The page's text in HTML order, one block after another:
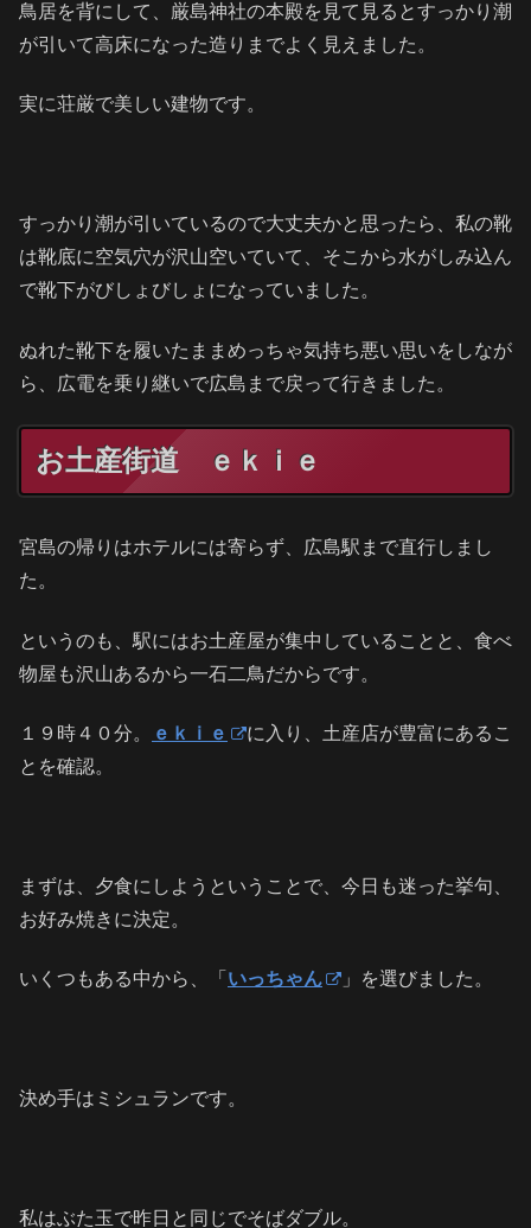
鳥居を背にして、厳島神社の本殿を見て見るとすっかり潮
が引いて高床になった造りまでよく見えました。
実に荘厳で美しい建物です。
すっかり潮が引いているので大丈夫かと思ったら、私の靴
は靴底に空気穴が沢山空いていて、そこから水がしみ込ん
で靴下がびしょびしょになっていました。
ぬれた靴下を履いたままめっちゃ気持ち悪い思いをしなが
ら、広電を乗り継いで広島まで戻って行きました。
お土産街道 ｅｋｉｅ
宮島の帰りはホテルには寄らず、広島駅まで直行しまし
た。
というのも、駅にはお土産屋が集中していることと、食べ
物屋も沢山あるから一石二鳥だからです。
１９時４０分。 ｅｋｉｅ
に入り、土産店が豊富にあるこ
とを確認。
まずは、夕食にしようということで、今日も迷った挙句、
お好み焼きに決定。
いくつもある中から、「 いっちゃん 」を選びました。
決め手はミシュランです。
私はぶた玉で昨日と同じでそばダブル。